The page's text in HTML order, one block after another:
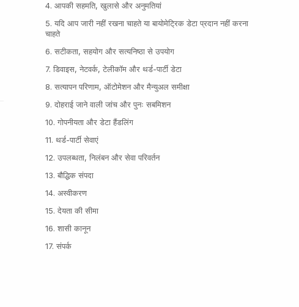
4. आपकी सहमति, खुलासे और अनुमतियां
5. यदि आप जारी नहीं रखना चाहते या बायोमेट्रिक डेटा प्रदान नहीं करना
चाहते
6. सटीकता, सहयोग और सत्यनिष्ठा से उपयोग
7. डिवाइस, नेटवर्क, टेलीकॉम और थर्ड-पार्टी डेटा
8. सत्यापन परिणाम, ऑटोमेशन और मैन्युअल समीक्षा
9. दोहराई जाने वाली जांच और पुनः सबमिशन
10. गोपनीयता और डेटा हैंडलिंग
11. थर्ड-पार्टी सेवाएं
12. उपलब्धता, निलंबन और सेवा परिवर्तन
13. बौद्धिक संपदा
14. अस्वीकरण
15. देयता की सीमा
16. शासी कानून
17. संपर्क